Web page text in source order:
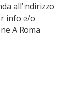
all’indirizzo
info e/o
A Roma